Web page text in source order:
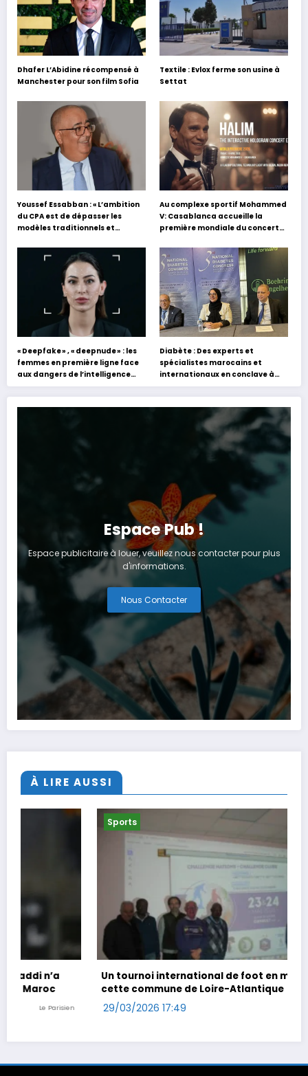
Dhafer L’Abidine récompensé à
Manchester pour son film Sofia
Textile : Evlox ferme son usine à
Settat
Youssef Essabban : « L’ambition
du CPA est de dépasser les
modèles traditionnels et
s’appuyant sur le partage des
expériences »
Au complexe sportif Mohammed
V: Casablanca accueille la
première mondiale du concert
Hafez
« Deepfake » , « deepnude » : les
femmes en première ligne face
aux dangers de l’intelligence
artificielle
Diabète : Des experts et
spécialistes marocains et
internationaux en conclave à
Tanger
Espace Pub !
Espace publicitaire à louer, veuillez nous contacter pour plus
d'informations.
Nous Contacter
À LIRE AUSSI
Un tournoi international de foot en marchant dans
cette commune de Loire-Atlantique
29/03/2026 17:49